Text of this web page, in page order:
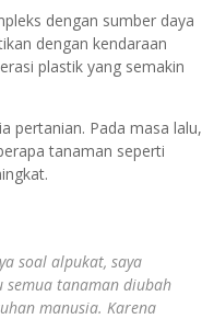
dengan sumber daya
dengan kendaraan
plastik yang semakin
pertanian. Pada masa lalu,
tanaman seperti
soal alpukat, saya
semua tanaman diubah
manusia. Karena